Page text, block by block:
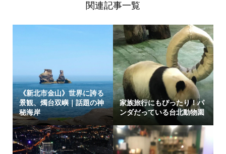
関連記事一覧
《新北市金山》世界に誇る
景観、燭台双嶼｜話題の神
秘海岸
家族旅行にもぴったり！パ
ンダだっている台北動物園